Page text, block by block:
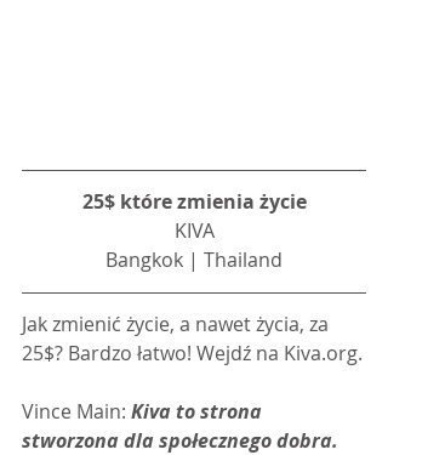
25$ które zmienia życie
KIVA
Bangkok | Thailand
Jak zmienić życie, a nawet życia, za
25$? Bardzo łatwo! Wejdź na Kiva.org.
Vince Main: Kiva to strona
stworzona dla społecznego dobra.